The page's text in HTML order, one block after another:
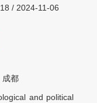
/ 2024-11-06
成都
and political